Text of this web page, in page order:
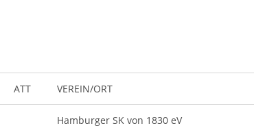
ATT VEREIN/ORT
Hamburger SK von 1830 eV